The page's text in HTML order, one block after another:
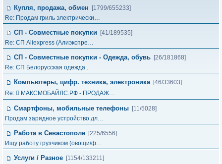
Купля, продажа, обмен
[1799/655233]
Re: Продам гриль электрически…
СП - Совместные покупки
[41/189535]
Re: СП Aliexpress (Алиэкспре…
СП - Совместные покупки - Одежда, обувь [26/181868]
Re: СП Белорусская одежда .
Компьютеры, цифр. техника, электроника [46/33603]
Re:  МАКСМОБАЙЛС.РФ - ПРОДАЖ…
Смартфоны, мобильные телефоны [11/5028]
Продам зарядное устройство дл…
Работа в Севастополе [225/6556]
Ищу работу грузчиком (овощи/ф…
Услуги / Разное [1154/133211]